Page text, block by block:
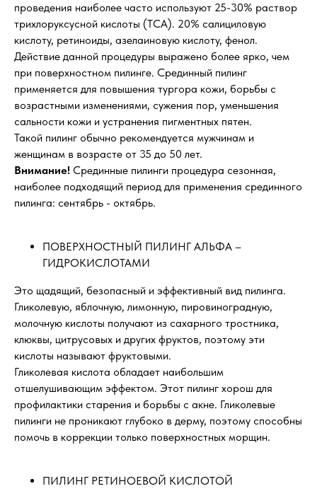
проведения наиболее часто используют 25-30% раствор
трихлоруксусной кислоты (ТСА). 20% салициловую
кислоту, ретиноиды, азелаиновую кислоту, фенол.
Действие данной процедуры выражено более ярко, чем
при поверхностном пилинге. Срединный пилинг
применяется для повышения тургора кожи, борьбы с
возрастными изменениями, сужения пор, уменьшения
сальности кожи и устранения пигментных пятен.
Такой пилинг обычно рекомендуется мужчинам и
женщинам в возрасте от 35 до 50 лет.
Внимание! Срединные пилинги процедура сезонная,
наиболее подходящий период для применения срединного
пилинга: сентябрь - октябрь.
ПОВЕРХНОСТНЫЙ ПИЛИНГ АЛЬФА –
ГИДРОКИСЛОТАМИ
Это щадящий, безопасный и эффективный вид пилинга.
Гликолевую, яблочную, лимонную, пировиноградную,
молочную кислоты получают из сахарного тростника,
клюквы, цитрусовых и других фруктов, поэтому эти
кислоты называют фруктовыми.
Гликолевая кислота обладает наибольшим
отшелушивающим эффектом. Этот пилинг хорош для
профилактики старения и борьбы с акне. Гликолевые
пилинги не проникают глубоко в дерму, поэтому способны
помочь в коррекции только поверхностных морщин.
ПИЛИНГ РЕТИНОЕВОЙ КИСЛОТОЙ